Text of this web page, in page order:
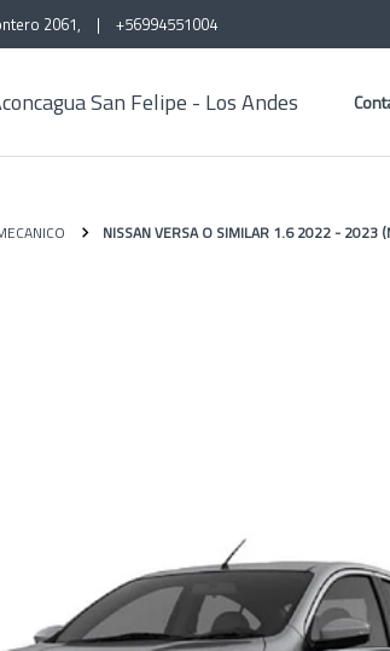
2061, | +56994551004
San Felipe - Los Andes
NISSAN VERSA O SIMILAR 1.6 2022 - 2023